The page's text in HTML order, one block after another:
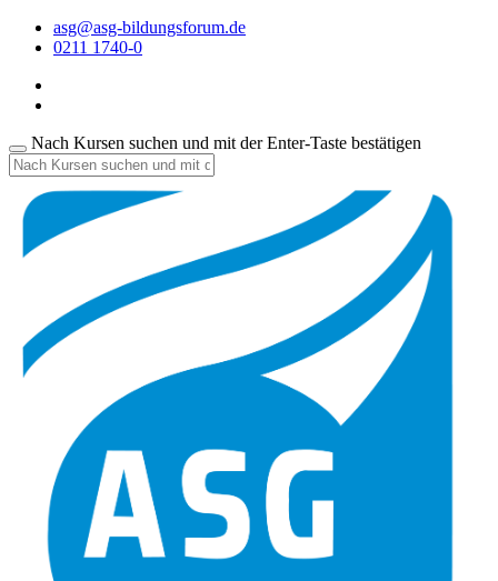
asg@asg-bildungsforum.de
0211 1740-0
Nach Kursen suchen und mit der Enter-Taste bestätigen